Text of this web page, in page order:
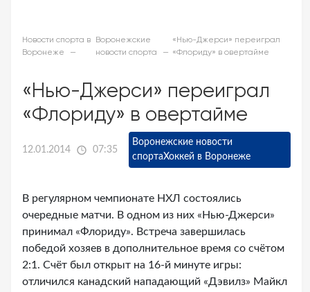
Новости спорта в
Воронеже
Воронежские
новости спорта
«Нью-Джерси» переиграл
«Флориду» в овертайме
«Нью-Джерси» переиграл
«Флориду» в овертайме
12.01.2014 07:35
Воронежские новости
спортаХоккей в Воронеже
В регулярном чемпионате НХЛ состоялись
очередные матчи. В одном из них «Нью-Джерси»
принимал «Флориду». Встреча завершилась
победой хозяев в дополнительное время со счётом
2:1. Счёт был открыт на 16-й минуте игры:
отличился канадский нападающий «Дэвилз» Майкл